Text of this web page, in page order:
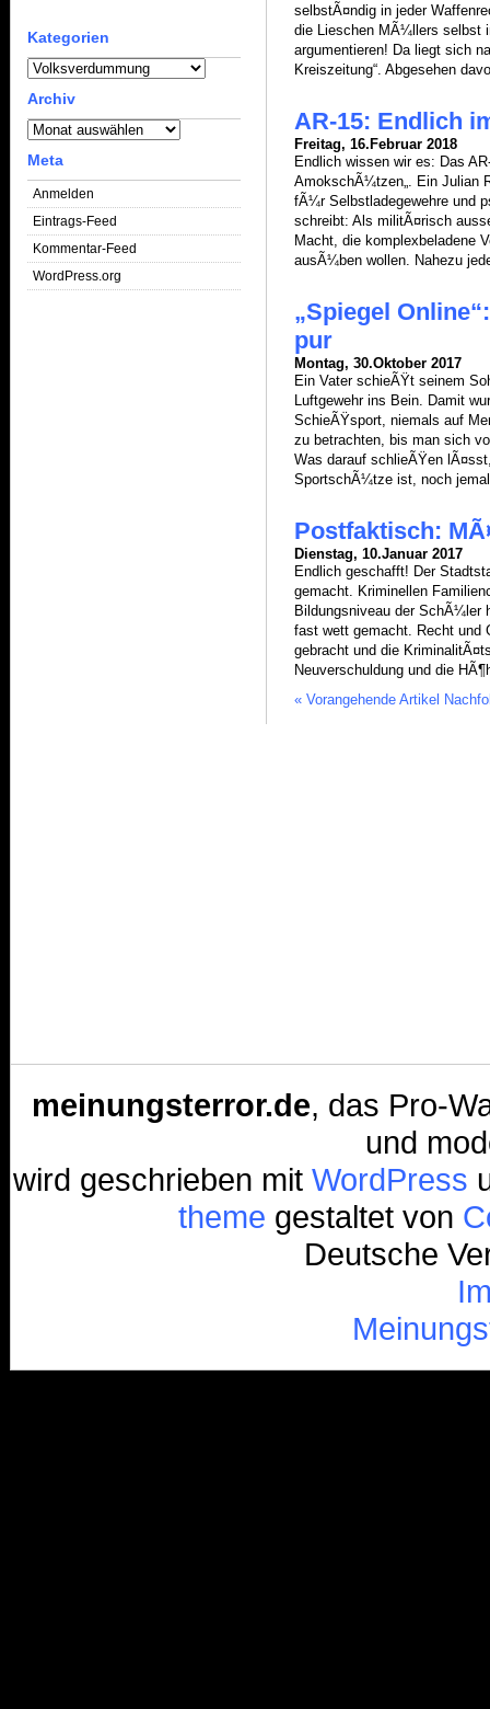
Kategorien
Kategorien
Archiv
Archiv
Meta
Anmelden
Eintrags-Feed
Kommentar-Feed
WordPress.org
selbstÃ¤ndig in jeder
die Lieschen MÃ¼llers selbst
argumentieren! Da liegt sich
Kreiszeitung“. Abgesehen
AR-15: Endlich
Freitag, 16.Februar 2018
Endlich wissen wir es: Das
AmokschÃ¼tzen„. Ein Julian
fÃ¼r Selbstladegewehre und
schreibt: Als militÃ¤risch
Macht, die komplexbeladene
ausÃ¼ben wollen. Nahezu
„Spiegel
pur
Montag, 30.Oktober 2017
Ein Vater schieÃŸt seinem
Luftgewehr ins Bein. Damit
SchieÃŸsport, niemals auf
zu betrachten, bis man sich
Was darauf schlieÃŸen
SportschÃ¼tze ist, noch
Postfaktisch:
Dienstag, 10.Januar 2017
Endlich geschafft! Der
gemacht. Kriminellen
Bildungsniveau der SchÃ¼ler
fast wett gemacht. Recht und
gebracht und die
Neuverschuldung und die
« Vorangehende Artikel
meinungsterror.de, das Pro-
und
wird geschrieben mit WordPress
theme gestaltet von
Deutsche